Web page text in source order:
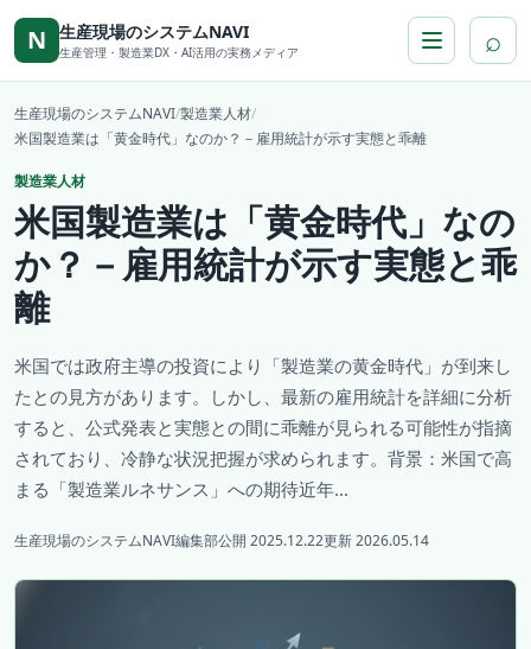
本文へ移動
N 生産現場のシステムNAVI
生産管理・製造業DX・AI活用の実務メディア ⌕
生産現場のシステムNAVI/製造業人材/
米国製造業は「黄金時代」なのか？－雇用統計が示す実態と乖離
製造業人材
米国製造業は「黄金時代」なの
か？－雇用統計が示す実態と乖
離
米国では政府主導の投資により「製造業の黄金時代」が到来し
たとの見方があります。しかし、最新の雇用統計を詳細に分析
すると、公式発表と実態との間に乖離が見られる可能性が指摘
されており、冷静な状況把握が求められます。背景：米国で高
まる「製造業ルネサンス」への期待近年...
生産現場のシステムNAVI編集部公開 2025.12.22更新 2026.05.14